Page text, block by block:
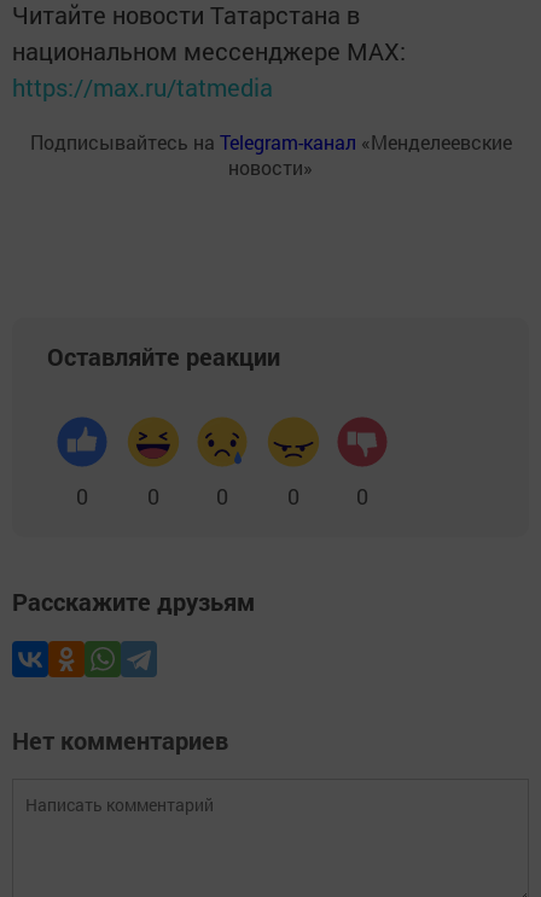
Читайте новости Татарстана в
национальном мессенджере MАХ:
https://max.ru/tatmedia
Подписывайтесь на Telegram-канал «Менделеевские
новости»
Оставляйте реакции
0 0 0 0 0
Расскажите друзьям
Нет комментариев